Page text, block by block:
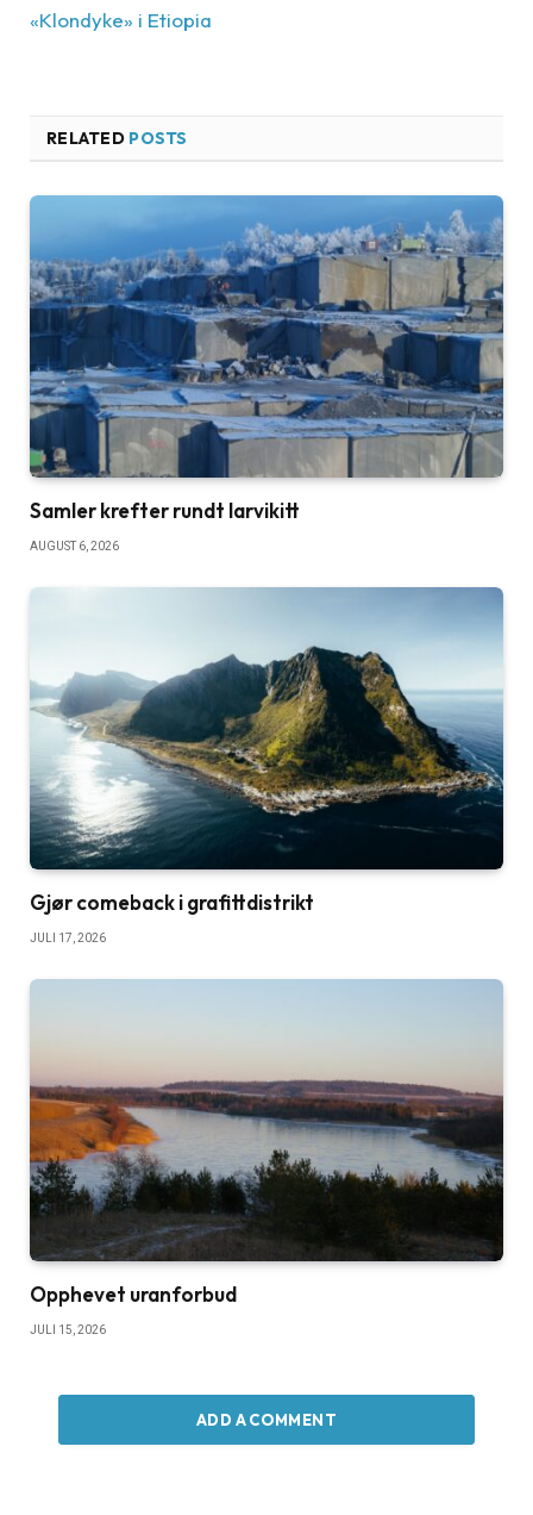
«Klondyke» i Etiopia
RELATED POSTS
Samler krefter rundt larvikitt
AUGUST 6, 2026
Gjør comeback i grafittdistrikt
JULI 17, 2026
Opphevet uranforbud
JULI 15, 2026
ADD A COMMENT